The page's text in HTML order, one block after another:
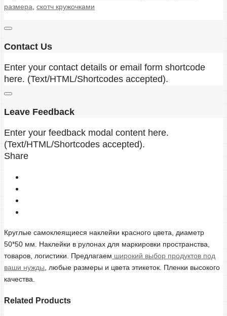
размера скотч кружочками
Contact Us
Enter your contact details or email form shortcode
here. (Text/HTML/Shortcodes accepted).
Leave Feedback
Enter your feedback modal content here.
(Text/HTML/Shortcodes accepted).
Share
Круглые самоклеящиеся наклейки красного цвета, диаметр
50*50 мм. Наклейки в рулонах для маркировки пространства,
товаров, логистики. Предлагаем широкий выбор продуктов под
ваши нужды , любые размеры и цвета этикеток. Пленки высокого
качества.
Related Products